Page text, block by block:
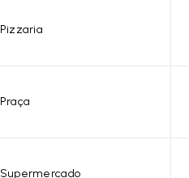
Pizzaria
Praça
Supermercado